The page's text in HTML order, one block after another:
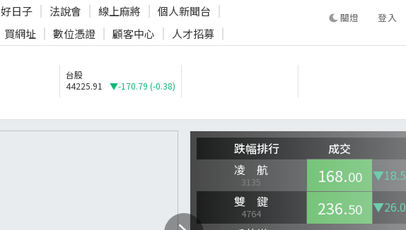
好日子 法說會 線上麻將
個人新聞台
買網址 數位憑證 顧客中心 人才招募
登入
登入
台股
44225.91
▼-170.79 (-0.38)